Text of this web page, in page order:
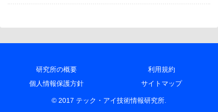
研究所の概要
利用規約
個人情報保護方針
サイトマップ
© 2017 テック・アイ技術情報研究所.